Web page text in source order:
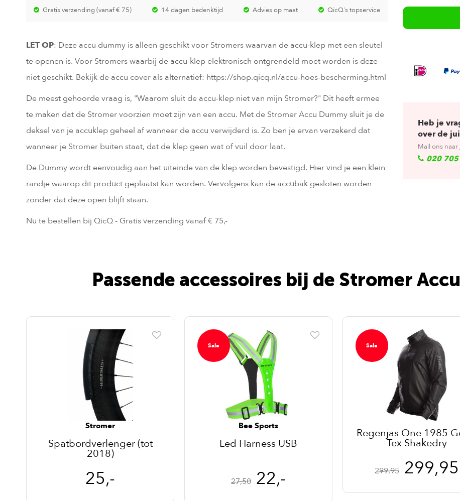
Gratis verzending (vanaf € 75) 14 dagen bedenktijd Advies op maat QicQ's topservice
LET OP: Deze accu dummy is alleen geschikt voor Stromers waarvan de accu-klep met een sleutel
te openen is. Voor Stromers waarbij de accu-klep elektronisch ontgrendeld moet worden is deze
niet geschikt. Bekijk de accu cover als alternatief: https://shop.qicq.nl/accu-hoes-bescherming.html
De meest gehoorde vraag is, "Waarom sluit de accu-klep niet van mijn Stromer?" Dit heeft ermee
te maken dat de Stromer voorzien moet zijn van een accu. Met de Stromer Accu Dummy sluit je de
deksel van je accuklep geheel af wanneer de accu verwijderd is. Zo ben je ervan verzekerd dat
wanneer je Stromer buiten staat, dat de klep geen wat of vuil door laat.
De Dummy wordt eenvoudig aan het uiteinde van de klep worden bevestigd. Hier vind je een klein
randje waarop dit product geplaatst kan worden. Vervolgens kan de accubak gesloten worden
zonder dat deze open blijft staan.
Nu te bestellen bij QicQ - Gratis verzending vanaf € 75,-
Heb je
over de
Mail ons naar
020
Passende accessoires bij de Stromer
Stromer
Spatbordverlenger (tot
2018)
25,-
Sale
Bee Sports
Led Harness USB
27,50 22,-
Sale
Regenjas One 1985
Tex Shakedry
299,95 299,95